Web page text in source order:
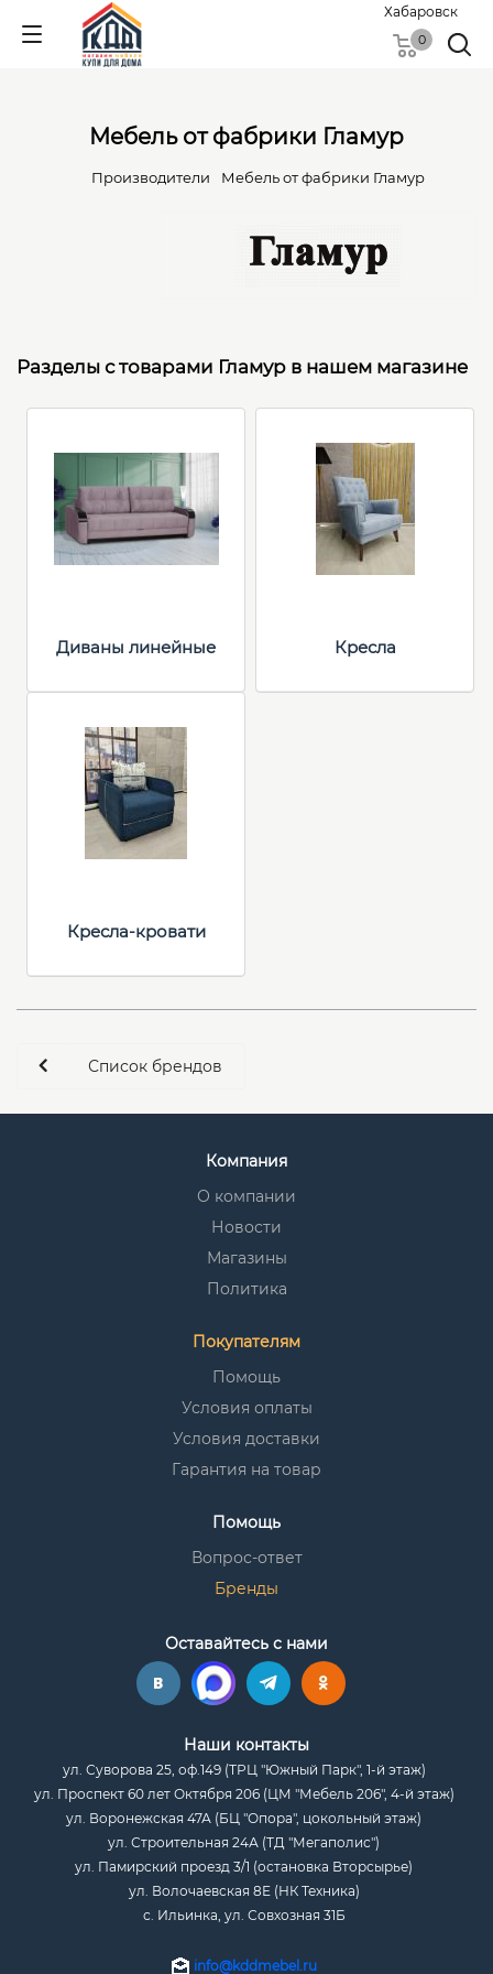
Хабаровск
0
Мебель от фабрики Гламур
Производители Мебель от фабрики Гламур
Разделы с товарами Гламур в нашем магазине
Диваны линейные Кресла
Кресла-кровати
Список брендов
Компания
О компании
Новости
Магазины
Политика
Покупателям
Помощь
Условия оплаты
Условия доставки
Гарантия на товар
Помощь
Вопрос-ответ
Бренды
Оставайтесь с нами
Наши контакты
ул. Суворова 25, оф.149 (ТРЦ "Южный Парк", 1-й этаж)
ул. Проспект 60 лет Октября 206 (ЦМ "Мебель 206", 4-й этаж)
ул. Воронежская 47А (БЦ "Опора", цокольный этаж)
ул. Строительная 24А (ТД "Мегаполис")
ул. Памирский проезд 3/1 (остановка Вторсырье)
ул. Волочаевская 8Е (НК Техника)
с. Ильинка, ул. Совхозная 31Б
info@kddmebel.ru